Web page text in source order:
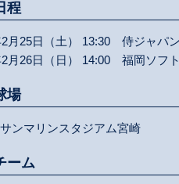
程
2月25日（土） 13:30 侍ジャパン
2月26日（日） 14:00 福岡ソフ
場
ンマリンスタジアム宮崎
ーム